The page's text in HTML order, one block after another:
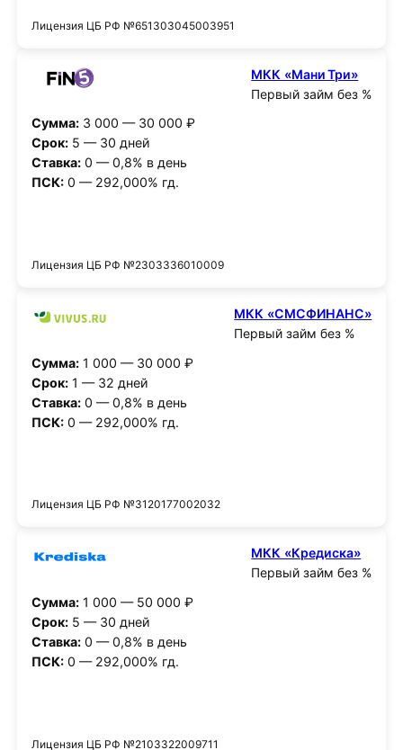
Лицензия ЦБ РФ №651303045003951
МКК «Мани Три»
Первый займ без %
Сумма:3 000 — 30 000 ₽
Срок:5 — 30 дней
Ставка:0 — 0,8% в день
ПСК:0 — 292,000% гд.
Лицензия ЦБ РФ №2303336010009
МКК «СМСФИНАНС»
Первый займ без %
Сумма:1 000 — 30 000 ₽
Срок:1 — 32 дней
Ставка:0 — 0,8% в день
ПСК:0 — 292,000% гд.
Лицензия ЦБ РФ №3120177002032
МКК «Кредиска»
Первый займ без %
Сумма:1 000 — 50 000 ₽
Срок:5 — 30 дней
Ставка:0 — 0,8% в день
ПСК:0 — 292,000% гд.
Лицензия ЦБ РФ №2103322009711